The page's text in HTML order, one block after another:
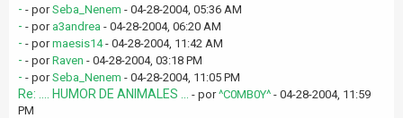
- - porSeba_Nenem - 04-28-2004, 05:36 AM
- - por a3andrea - 04-28-2004, 06:20 AM
- - pormaesis14- 04-28-2004, 11:42 AM
- - porRaven - 04-28-2004, 03:18 PM
- - porSeba_Nenem - 04-28-2004, 11:05 PM
Re: .... HUMOR DE ANIMALES ... - por^C0MB0Y^ - 04-28-2004, 11:59
PM